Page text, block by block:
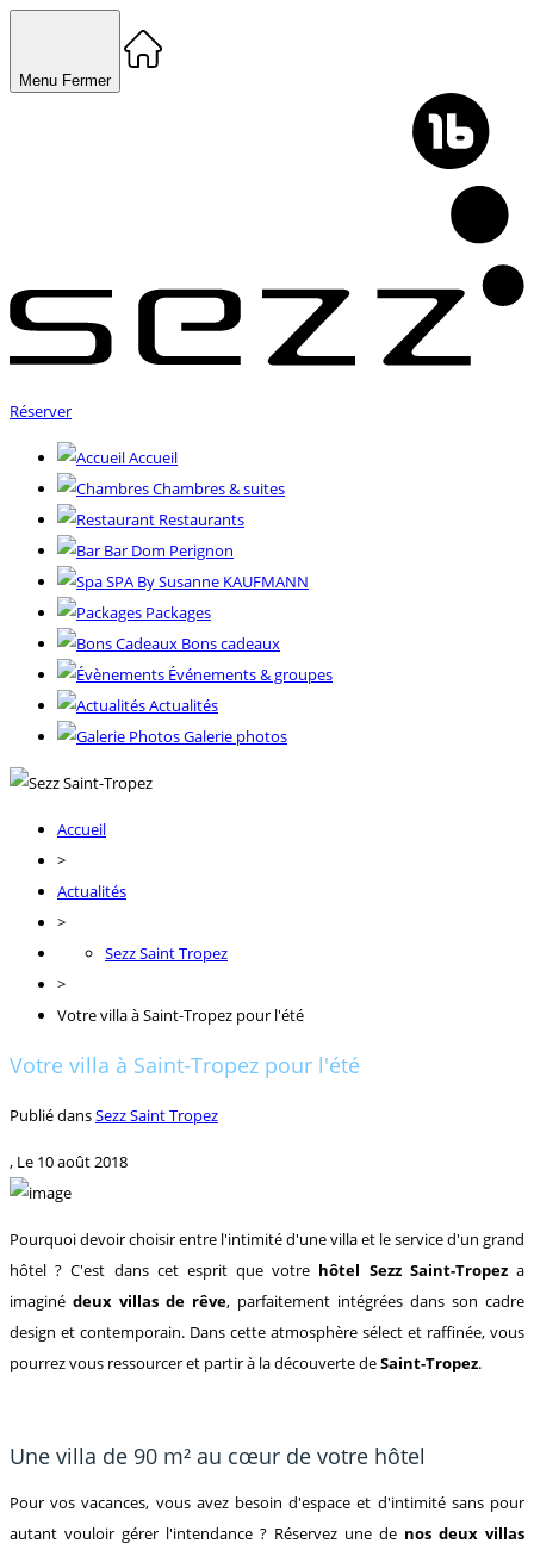
Menu Fermer
Réserver
Accueil
Chambres & suites
Restaurants
Bar Dom Perignon
SPA By Susanne KAUFMANN
Packages
Bons cadeaux
Événements & groupes
Actualités
Galerie photos
Accueil
>
Actualités
>
Sezz Saint Tropez
>
Votre villa à Saint-Tropez pour l'été
Votre villa à Saint-Tropez pour l'été
Publié dansSezz Saint Tropez
, Le 10 août 2018
Pourquoi devoir choisir entre l'intimité d'une villa et le service d'un grand
hôtel ? C'est dans cet esprit que votre hôtel Sezz Saint-Tropeza
imaginé deux villas de rêve, parfaitement intégrées dans son cadre
design et contemporain. Dans cette atmosphère sélect et raffinée, vous
pourrez vous ressourcer et partir à la découverte deSaint-Tropez.
Une villa de 90 m² au cœur de votre hôtel
Pour vos vacances, vous avez besoin d'espace et d'intimité sans pour
autant vouloir gérer l'intendance ? Réservez une de nos deux villas